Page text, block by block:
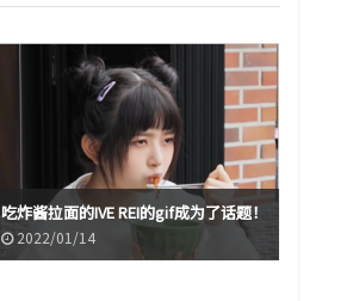
吃炸酱拉面的IVE REI的gif成为了话题！
2022/01/14